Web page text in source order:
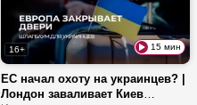
16+ 15 мин
ЕС начал охоту на украинцев? |
Лондон заваливает Киев